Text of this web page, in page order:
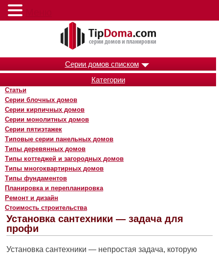
Серии домов списком
Категории
Статьи
Серии блочных домов
Серии кирпичных домов
Серии монолитных домов
Серии пятиэтажек
Типовые серии панельных домов
Типы деревянных домов
Типы коттеджей и загородных домов
Типы многоквартирных домов
Типы фундаментов
Планировка и перепланировка
Ремонт и дизайн
Стоимость строительства
Установка сантехники — задача для
профи
Установка сантехники — непростая задача, которую